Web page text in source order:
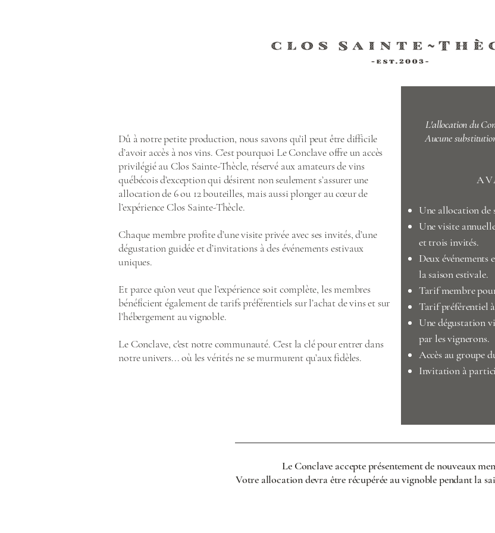
Dû à notre petite production, nous savons qu’il peut être difficile
d’avoir accès à nos vins. C’est pourquoi Le Conclave offre un accès
privilégié au Clos Sainte-Thècle, réservé aux amateurs de vins
québécois d’exception qui désirent non seulement s’assurer une
allocation de 6 ou 12 bouteilles, mais aussi plonger au cœur de
l’expérience Clos Sainte-Thècle.
Chaque membre profite d’une visite privée avec ses invités, d’une
dégustation guidée et d’invitations à des événements estivaux
uniques.
Et parce qu’on veut que l’expérience soit complète, les membres
bénéficient également de tarifs préférentiels sur l’achat de vins et sur
l’hébergement au vignoble.
Le Conclave, c'est notre communauté. C’est la clé pour entrer dans
notre univers... où les vérités ne se murmurent qu’aux fidèles.
L'allocation du
Aucune
Une allocation de
Une visite
et trois invités.
Deux événements
la saison estivale.
Tarif membre
Tarif préférentiel à
Une dégustation
par les vignerons.
Accès au groupe
Invitation à
Le Conclave accepte présentement de nouveaux
Votre allocation devra être récupérée au vignoble pendant la